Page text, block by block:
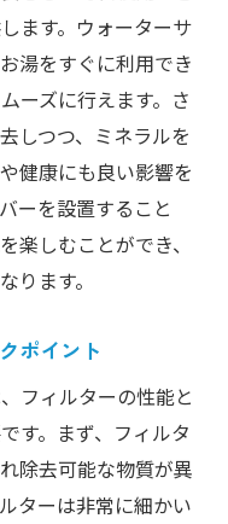
ます。ウォーターサ
湯をすぐに利用でき
ーズに行えます。さ
しつつ、ミネラルを
健康にも良い影響を
ーを設置すること
楽しむことができ、
ります。
ポイント
フィルターの性能と
す。まず、フィルタ
除去可能な物質が異
ターは非常に細かい